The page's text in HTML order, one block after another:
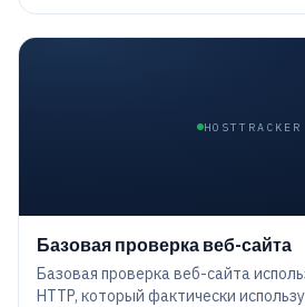
как планировалось.
HOSTTRACKER
Базовая проверка веб-сайта
Базовая проверка веб-сайта
HTTP, который фактически